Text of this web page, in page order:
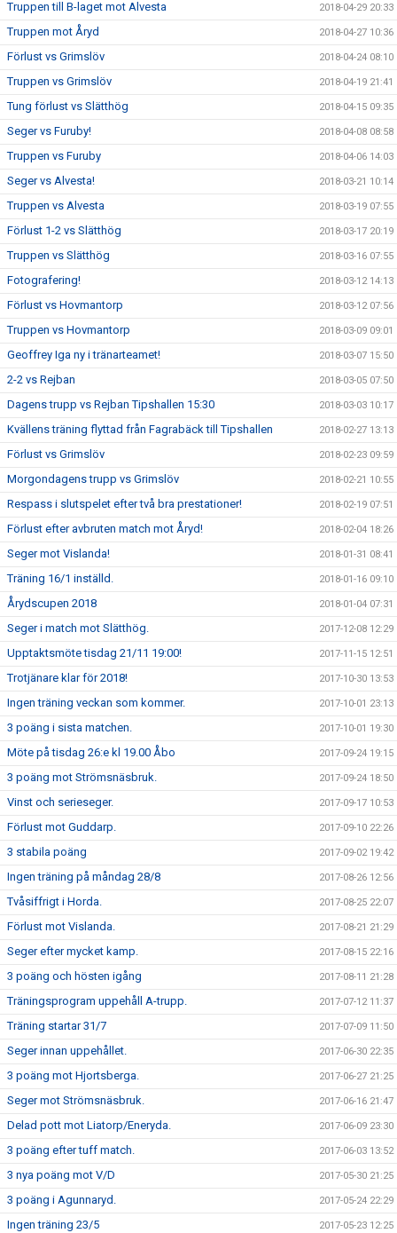
Truppen till B-laget mot Alvesta 2018-04-29 20:33
Truppen mot Åryd 2018-04-27 10:36
Förlust vs Grimslöv 2018-04-24 08:10
Truppen vs Grimslöv 2018-04-19 21:41
Tung förlust vs Slätthög 2018-04-15 09:35
Seger vs Furuby! 2018-04-08 08:58
Truppen vs Furuby 2018-04-06 14:03
Seger vs Alvesta! 2018-03-21 10:14
Truppen vs Alvesta 2018-03-19 07:55
Förlust 1-2 vs Slätthög 2018-03-17 20:19
Truppen vs Slätthög 2018-03-16 07:55
Fotografering! 2018-03-12 14:13
Förlust vs Hovmantorp 2018-03-12 07:56
Truppen vs Hovmantorp 2018-03-09 09:01
Geoffrey Iga ny i tränarteamet! 2018-03-07 15:50
2-2 vs Rejban 2018-03-05 07:50
Dagens trupp vs Rejban Tipshallen 15:30 2018-03-03 10:17
Kvällens träning flyttad från Fagrabäck till Tipshallen 2018-02-27 13:13
Förlust vs Grimslöv 2018-02-23 09:59
Morgondagens trupp vs Grimslöv 2018-02-21 10:55
Respass i slutspelet efter två bra prestationer! 2018-02-19 07:51
Förlust efter avbruten match mot Åryd! 2018-02-04 18:26
Seger mot Vislanda! 2018-01-31 08:41
Träning 16/1 inställd. 2018-01-16 09:10
Årydscupen 2018 2018-01-04 07:31
Seger i match mot Slätthög. 2017-12-08 12:29
Upptaktsmöte tisdag 21/11 19:00! 2017-11-15 12:51
Trotjänare klar för 2018! 2017-10-30 13:53
Ingen träning veckan som kommer. 2017-10-01 23:13
3 poäng i sista matchen. 2017-10-01 19:30
Möte på tisdag 26:e kl 19.00 Åbo 2017-09-24 19:15
3 poäng mot Strömsnäsbruk. 2017-09-24 18:50
Vinst och serieseger. 2017-09-17 10:53
Förlust mot Guddarp. 2017-09-10 22:26
3 stabila poäng 2017-09-02 19:42
Ingen träning på måndag 28/8 2017-08-26 12:56
Tvåsiffrigt i Horda. 2017-08-25 22:07
Förlust mot Vislanda. 2017-08-21 21:29
Seger efter mycket kamp. 2017-08-15 22:16
3 poäng och hösten igång 2017-08-11 21:28
Träningsprogram uppehåll A-trupp. 2017-07-12 11:37
Träning startar 31/7 2017-07-09 11:50
Seger innan uppehållet. 2017-06-30 22:35
3 poäng mot Hjortsberga. 2017-06-27 21:25
Seger mot Strömsnäsbruk. 2017-06-16 21:47
Delad pott mot Liatorp/Eneryda. 2017-06-09 23:30
3 poäng efter tuff match. 2017-06-03 13:52
3 nya poäng mot V/D 2017-05-30 21:25
3 poäng i Agunnaryd. 2017-05-24 22:29
Ingen träning 23/5 2017-05-23 12:25